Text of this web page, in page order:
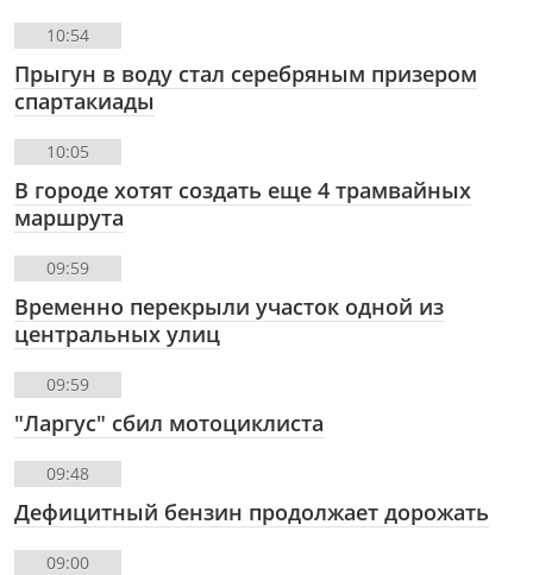
10:54
Прыгун в воду стал серебряным призером
спартакиады
10:05
В городе хотят создать еще 4 трамвайных
маршрута
09:59
Временно перекрыли участок одной из
центральных улиц
09:59
"Ларгус" сбил мотоциклиста
09:48
Дефицитный бензин продолжает дорожать
09:00